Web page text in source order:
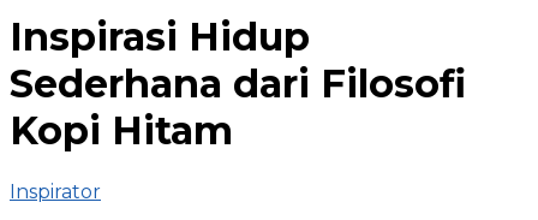
Inspirasi Hidup
Sederhana dari Filosofi
Kopi Hitam
Inspirator